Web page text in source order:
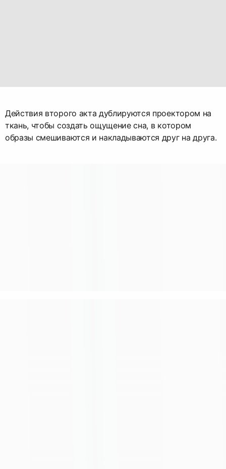
Действия второго акта дублируются проектором на
ткань, чтобы создать ощущение сна, в котором
образы смешиваются и накладываются друг на друга.